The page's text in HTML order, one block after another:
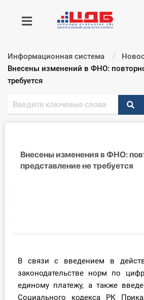
Получить консультацию
Главная ИС
Консультации
Вебинары
Справочник бухгалтера
Информационная система
Текущий:
Внесены изменений в ФНО:
требуется
Внесены изменения в ФНО:
представление не требуется
В связи с введением в
законодательстве норм по
единому платежу, а также
Социального кодекса РК